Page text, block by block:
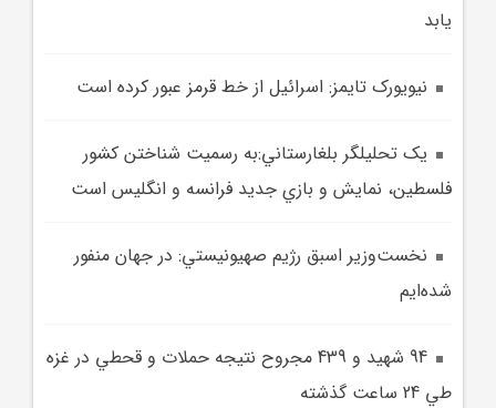
يابد
نيويورک تايمز: اسرائيل از خط قرمز عبور کرده است
يک تحليلگر بلغارستاني:به رسميت شناختن کشور
فلسطين، نمايش و بازي جديد فرانسه و انگليس است
نخست‌وزير اسبق رژيم صهيونيستي: در جهان منفور
شده‌ايم
94 شهيد و 439 مجروح نتيجه حملات و قحطي در غزه
طي 24 ساعت گذشته